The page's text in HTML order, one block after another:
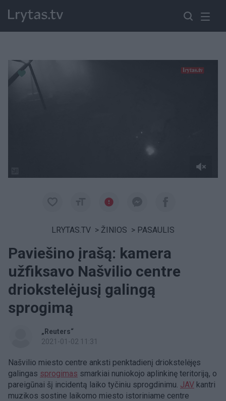
Paremkite Ukrainą
LRYTAS.TV > ŽINIOS > PASAULIS
Paviešino įrašą: kamera
užfiksavo Našvilio centre
driokstelėjusį galingą
sprogimą
„Reuters“
2021-01-02 11:31
Našvilio miesto centre anksti penktadienį driokstelėjęs
galingas sprogimas smarkiai nuniokojo aplinkinę teritoriją, o
pareigūnai šį incidentą laiko tyčiniu sprogdinimu. JAV kantri
muzikos sostine laikomo miesto istoriniame centre